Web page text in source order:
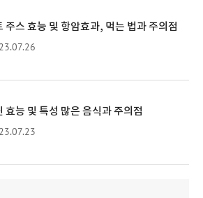
주스 효능 및 항암효과, 먹는 법과 주의점
효능 및 특성 많은 음식과 주의점